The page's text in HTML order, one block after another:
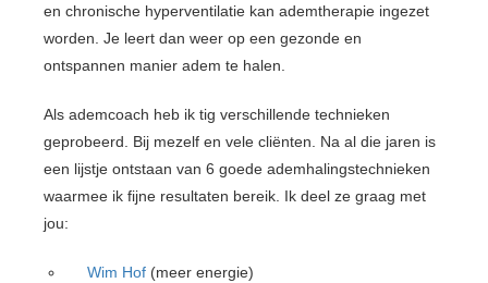
en chronische hyperventilatie kan ademtherapie ingezet
worden. Je leert dan weer op een gezonde en
ontspannen manier adem te halen.
Als ademcoach heb ik tig verschillende technieken
geprobeerd. Bij mezelf en vele cliënten. Na al die jaren is
een lijstje ontstaan van 6 goede ademhalingstechnieken
waarmee ik fijne resultaten bereik. Ik deel ze graag met
jou:
Wim Hof (meer energie)